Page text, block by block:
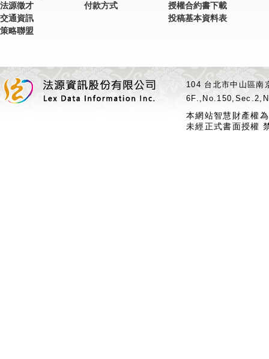
法源徵才
交通資訊
策略聯盟
付款方式
授權合約書下載
投稿基本資料表
104 台北市中山區
本網站智慧財產權
未經正式書面授權